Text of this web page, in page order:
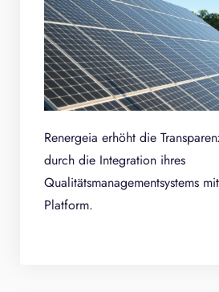
Renergeia erhöht die
durch die Integration ihres
Qualitätsmanagementsystems
Platform.